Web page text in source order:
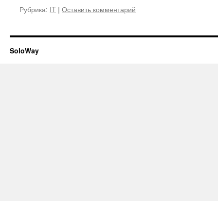
Рубрика: IT | Оставить комментарий
SoloWay